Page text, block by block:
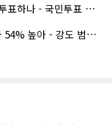
자신 있게 추천드립니다.앨버타 일광 절약 시간 폐지 다시 투표하나 - 국민투표 기준 낮춰지며 ..
앨버타 시골 지역 범죄율 도시보다 54% 높아 - 강도 범죄는 도시가 ..